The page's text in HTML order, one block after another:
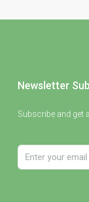
Newsletter
Subscribe and get